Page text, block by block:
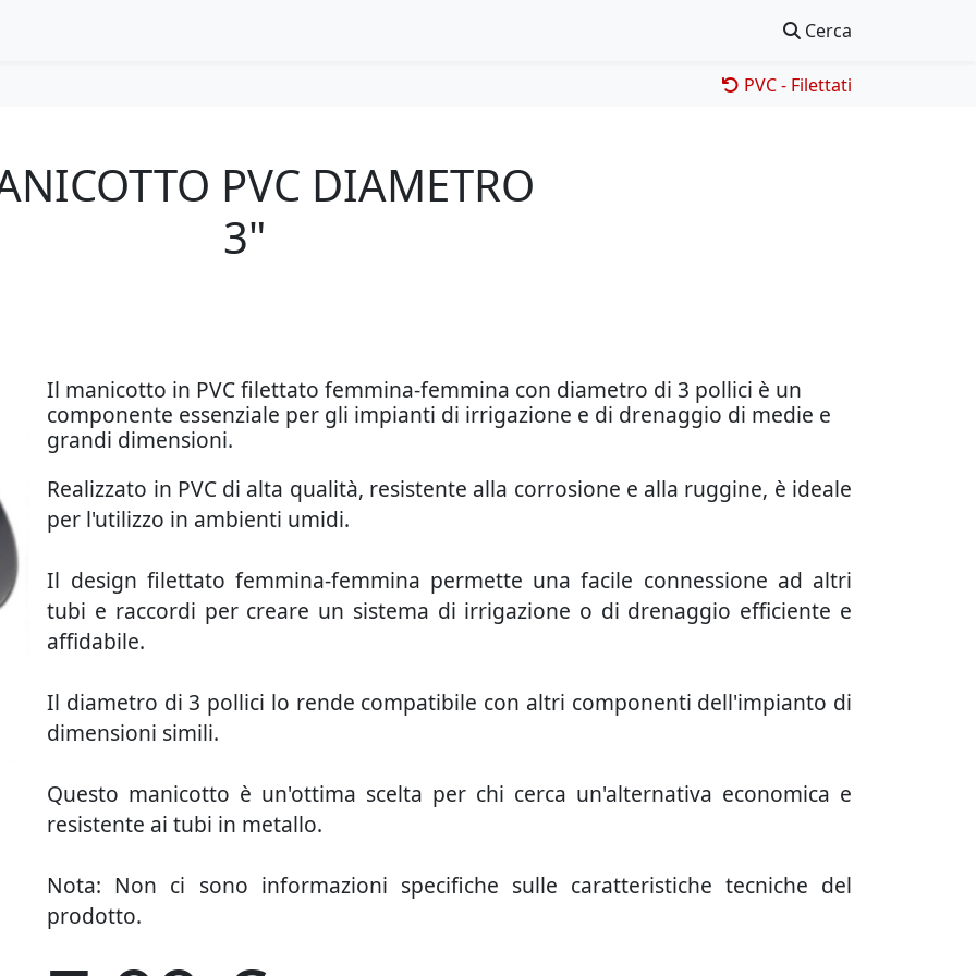
Cerca
PVC - Filettati
PVC DIAMETRO
3"
Il manicotto in PVC filettato femmina-femmina con diametro di 3 pollici è un
componente essenziale per gli impianti di irrigazione e di drenaggio di medie e
grandi dimensioni.
Realizzato in PVC di alta qualità, resistente alla corrosione e alla ruggine, è ideale
per l'utilizzo in ambienti umidi.
Il design filettato femmina-femmina permette una facile connessione ad altri
tubi e raccordi per creare un sistema di irrigazione o di drenaggio efficiente e
affidabile.
Il diametro di 3 pollici lo rende compatibile con altri componenti dell'impianto di
dimensioni simili.
Questo manicotto è un'ottima scelta per chi cerca un'alternativa economica e
resistente ai tubi in metallo.
Nota: Non ci sono informazioni specifiche sulle caratteristiche tecniche del
prodotto.